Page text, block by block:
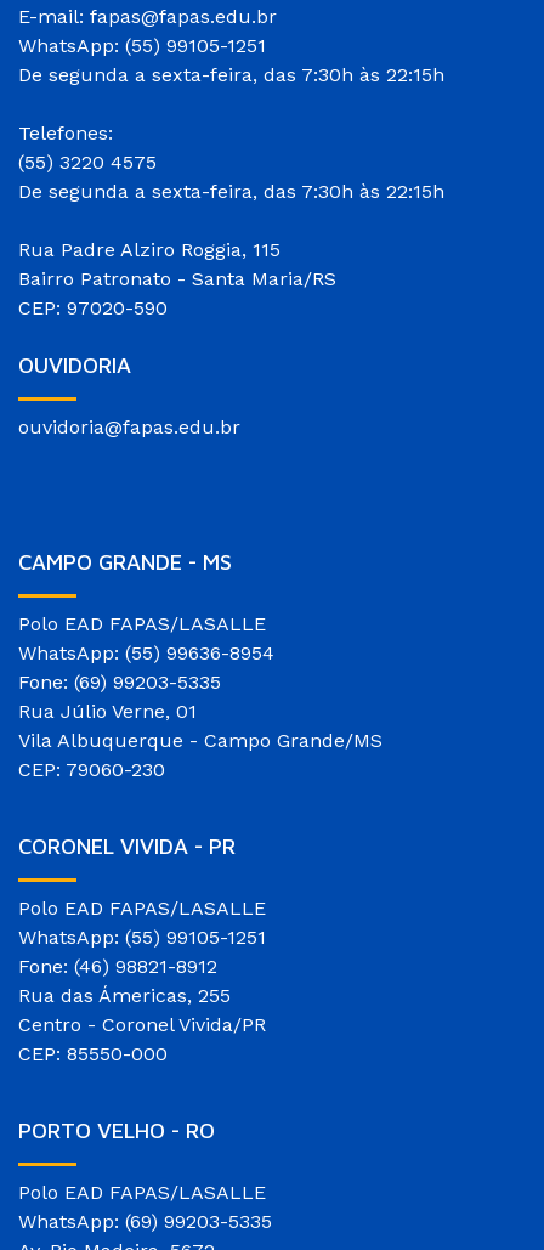
E-mail: fapas@fapas.edu.br
WhatsApp: (55) 99105-1251
De segunda a sexta-feira, das 7:30h às 22:15h
Telefones:
(55) 3220 4575
De segunda a sexta-feira, das 7:30h às 22:15h
Rua Padre Alziro Roggia, 115
Bairro Patronato - Santa Maria/RS
CEP: 97020-590
OUVIDORIA
ouvidoria@fapas.edu.br
CAMPO GRANDE - MS
Polo EAD FAPAS/LASALLE
WhatsApp: (55) 99636-8954
Fone: (69) 99203-5335
Rua Júlio Verne, 01
Vila Albuquerque - Campo Grande/MS
CEP: 79060-230
CORONEL VIVIDA - PR
Polo EAD FAPAS/LASALLE
WhatsApp: (55) 99105-1251
Fone: (46) 98821-8912
Rua das Ámericas, 255
Centro - Coronel Vivida/PR
CEP: 85550-000
PORTO VELHO - RO
Polo EAD FAPAS/LASALLE
WhatsApp: (69) 99203-5335